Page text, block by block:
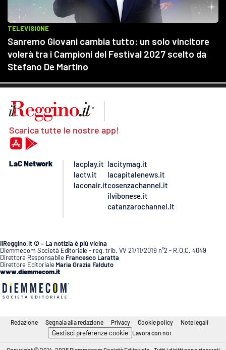
Scarica tutte le nostre app!
LaC Network
lacplay.it
lactv.it
laconair.it
lacitymag.it
lacapitalenews.it
cosenzachannel.it
ilvibonese.it
catanzarochannel.it
ilReggino.it © – La notizia è più vicina
Diemmecom Società Editoriale - reg. trib. VV 21/11/2019 n°2 - R.O.C. 4049
Direttore Responsabile Francesco Laratta
Direttore Editoriale Maria Grazia Falduto
www.diemmecom.it
Redazione Segnala alla redazione Privacy Cookie policy Note legali
Gestisci preferenze cookie Lavora con noi